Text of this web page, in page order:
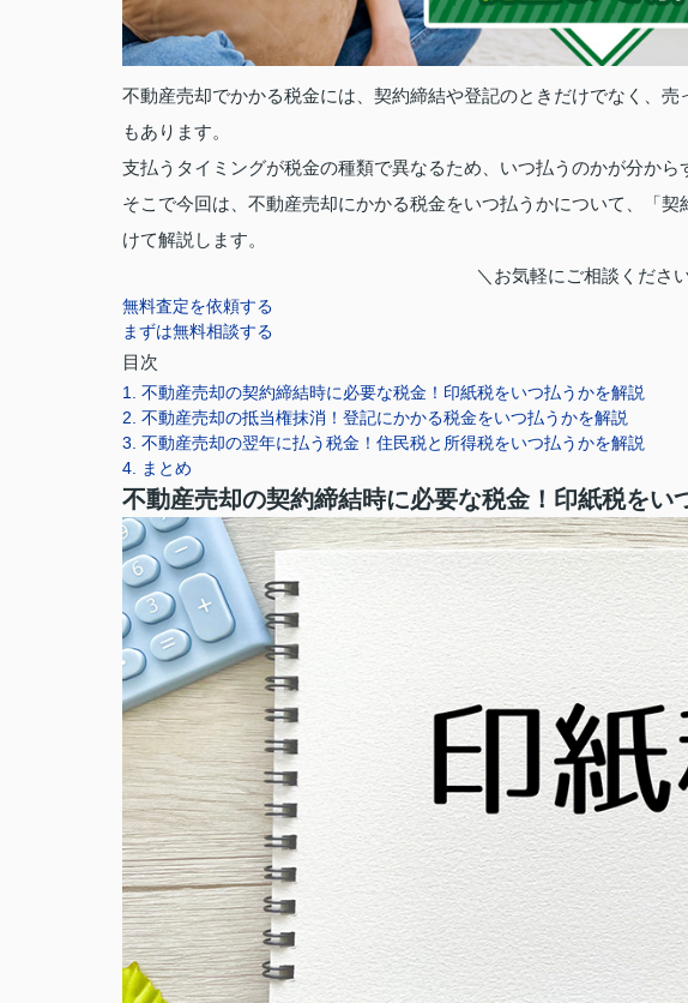
不動産売却でかかる税金には、契約締結や登記のときだけでなく、
もあります。
支払うタイミングが税金の種類で異なるため、いつ払うのかが分から
そこで今回は、不動産売却にかかる税金をいつ払うかについて、「
けて解説します。
＼お気軽にご相談くださ
無料査定を依頼する
まずは無料相談する
目次
1. 不動産売却の契約締結時に必要な税金！印紙税をいつ払うかを解説
2. 不動産売却の抵当権抹消！登記にかかる税金をいつ払うかを解説
3. 不動産売却の翌年に払う税金！住民税と所得税をいつ払うかを解説
4. まとめ
不動産売却の契約締結時に必要な税金！印紙税をい